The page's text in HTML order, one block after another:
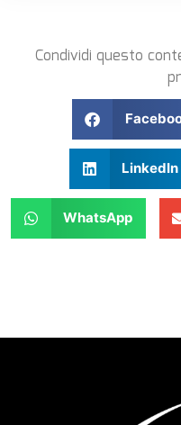
Condividi questo
LinkedIn
WhatsApp